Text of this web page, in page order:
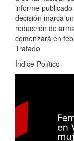
informe publicado
decisión marca
reducción de
comenzará en
Tratado
Índice Político